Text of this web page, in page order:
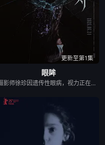
更新至第1集
眼眸
摄影师徐珍因遗传性眼病，视力正在一天天衰退。双胞胎妹妹徐仁的离奇死亡，被警方定性为自杀，但她笃定其中另有隐情。不顾身边人的劝阻，徐珍顶着逐渐失明的身体状况，执意追查真相。随着调查深入，一股看不见的力量始终如影随形，不断扭曲她的感知，将她拖入恐惧与偏执的深渊。在彻底坠入黑暗之前，她必须揭开妹妹死亡背后的秘密。